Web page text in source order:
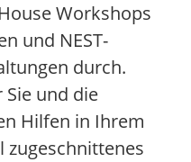
Workshops
und NEST-
durch.
und die
Hilfen in Ihrem
zugeschnittenes